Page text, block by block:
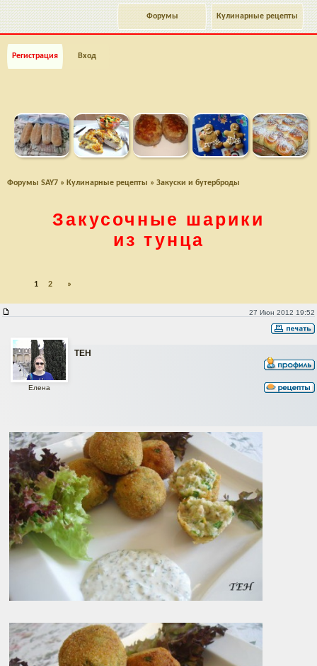
Кулинарные рецепты
Форумы
Регистрация Вход
Форумы SAY7 » Кулинарные рецепты » Закуски и бутерброды
Закусочные шарики
из тунца
1 2 »
27 Июн 2012 19:52
ТЕН
Елена